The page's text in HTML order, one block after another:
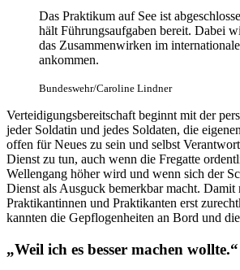
Das Praktikum auf See ist
hält Führungsaufgaben bereit. Dabei
das Zusammenwirken im
ankommen.
Bundeswehr/Caroline Lindner
Verteidigungsbereitschaft beginnt mit der
jeder Soldatin und jedes Soldaten, die
offen für Neues zu sein und selbst
Dienst zu tun, auch wenn die Fregatte
Wellengang höher wird und wenn sich der
Dienst als Ausguck bemerkbar macht. Damit
Praktikantinnen und Praktikanten erst
kannten die Gepflogenheiten an Bord und
„Weil ich es besser machen wollte.“